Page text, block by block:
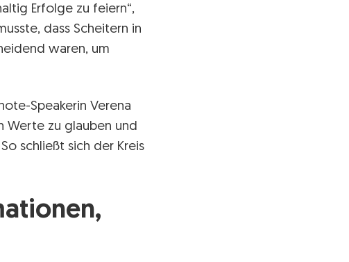
Erfolge zu feiern“,
dass Scheitern in
waren, um
Speakerin Verena
Werte zu glauben und
schließt sich der Kreis